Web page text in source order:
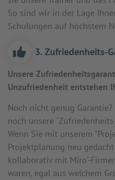
So sind wir in der Lage
Schulungen auf höchstem
3. Zufriedenheits-
Unsere
Unzufriedenheit entstehen
Noch nicht genug
noch unsere
Wenn Sie mit unserem
Projektplanung neu
kollaborativ mit Miro"-
waren, egal aus welchem